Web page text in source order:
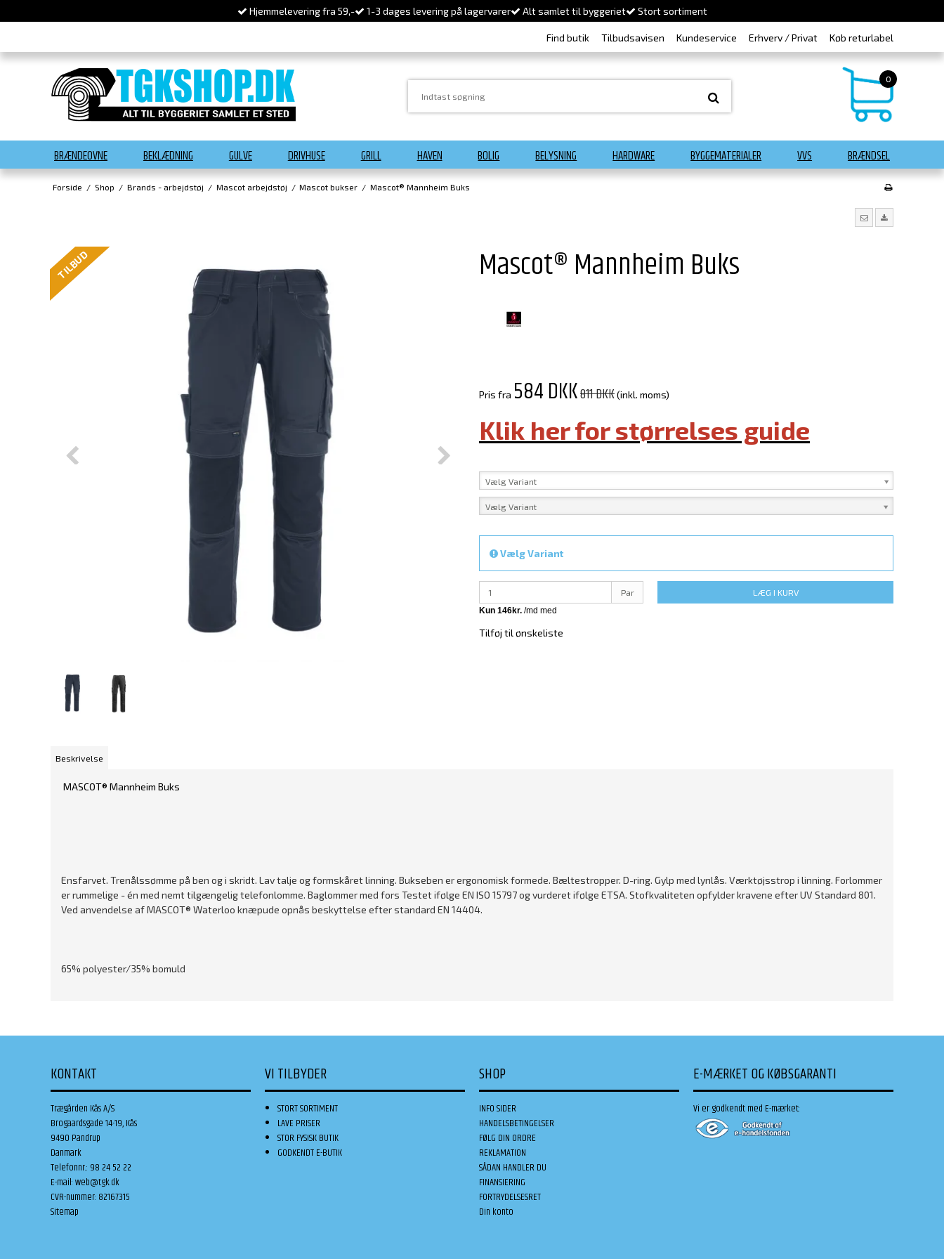
Hjemmelevering fra 59,- 1-3 dages levering på lagervarer Alt samlet til byggeriet Stort sortiment
Find butik Tilbudsavisen Kundeservice Erhverv / Privat Køb returlabel
0
BRÆNDEOVNE BEKLÆDNING GULVE DRIVHUSE GRILL HAVEN BOLIG BELYSNING HARDWARE BYGGEMATERIALER VVS BRÆNDSEL
Forside / Shop / Brands - arbejdstøj / Mascot arbejdstøj / Mascot bukser / Mascot® Mannheim Buks
TILBUD Mascot® Mannheim Buks
Pris fra 584 DKK811 DKK(inkl. moms)
Klik her for størrelses guide
Vælg Variant
Vælg Variant
Vælg Variant
Par LÆG I KURV
Tilføj til ønskeliste
Beskrivelse
MASCOT® Mannheim Buks
Ensfarvet. Trenålssømme på ben og i skridt. Lav talje og formskåret linning. Bukseben er ergonomisk formede. Bæltestropper. D-ring. Gylp med lynlås. Værktøjsstrop i linning. Forlommer
er rummelige - én med nemt tilgængelig telefonlomme. Baglommer med fors Testet ifølge EN ISO 15797 og vurderet ifølge ETSA. Stofkvaliteten opfylder kravene efter UV Standard 801.
Ved anvendelse af MASCOT® Waterloo knæpude opnås beskyttelse efter standard EN 14404.
65% polyester/35% bomuld
KONTAKT
Trægården Kås A/S
Brogaardsgade 14-19, Kås
9490 Pandrup
Danmark
Telefonnr.: 98 24 52 22
E-mail:web@tgk.dk
CVR-nummer: 82167315
Sitemap
VI TILBYDER
STORT SORTIMENT
LAVE PRISER
STOR FYSISK BUTIK
GODKENDT E-BUTIK
SHOP
INFO SIDER
HANDELSBETINGELSER
FØLG DIN ORDRE
REKLAMATION
SÅDAN HANDLER DU
FINANSIERING
FORTRYDELSESRET
Din konto
E-MÆRKET OG KØBSGARANTI
Vi er godkendt med E-mærket: